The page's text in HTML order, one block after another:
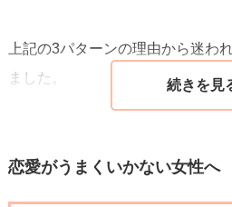
上記の3パターンの理由から迷わ
ました。
るべきだと思います。
恋愛がうまくいかない女性へ